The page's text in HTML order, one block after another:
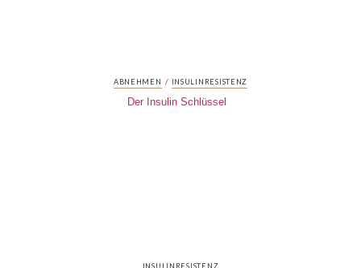
ABNEHMEN / INSULINRESISTENZ
Der Insulin Schlüssel